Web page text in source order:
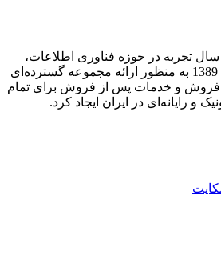
گروه فراسو با بیش از 35 سال تجربه در حوزه فناوری اطلاعات،
شرکت اسپیرو را در سال 1389 به منظور ارائه مجموعه گسترده‌ای
فروش و خدمات پس از فروش برای تمام
و رایانه‌ای در ایران ایجاد کرد.